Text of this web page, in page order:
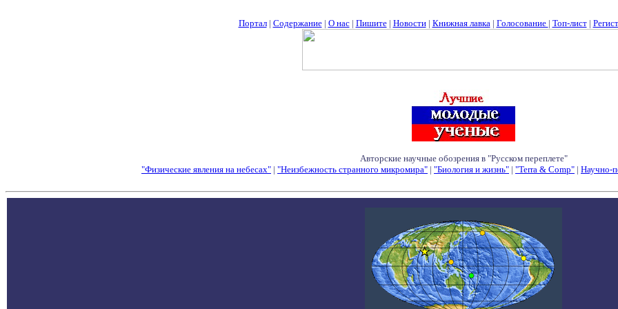
Портал| Содержание| О нас| Пишите| Новости| Книжная лавка| Голосование | Топ-лист|
Авторские научные обозрения в "Русском переплете"
"Физические явления на небесах" | "Неизбежность странного микромира" | "Биология и жизнь" | "Terra & Comp" | Научно-